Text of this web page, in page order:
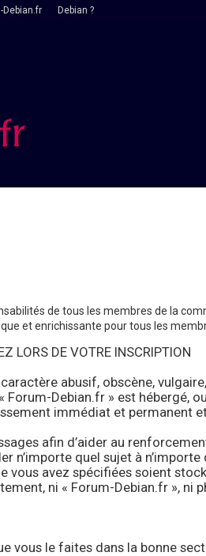
Debian.fr Debian ?
de tous les membres de la
et enrichissante pour tous les
LORS DE VOTRE INSCRIPTION
abusif, obscène,
Forum-Debian.fr » est hébergé,
immédiat et permanent
afin d’aider au
n’importe quel sujet à
avez spécifiées soient
ni « Forum-Debian.fr »,
vous le faites dans la bonne